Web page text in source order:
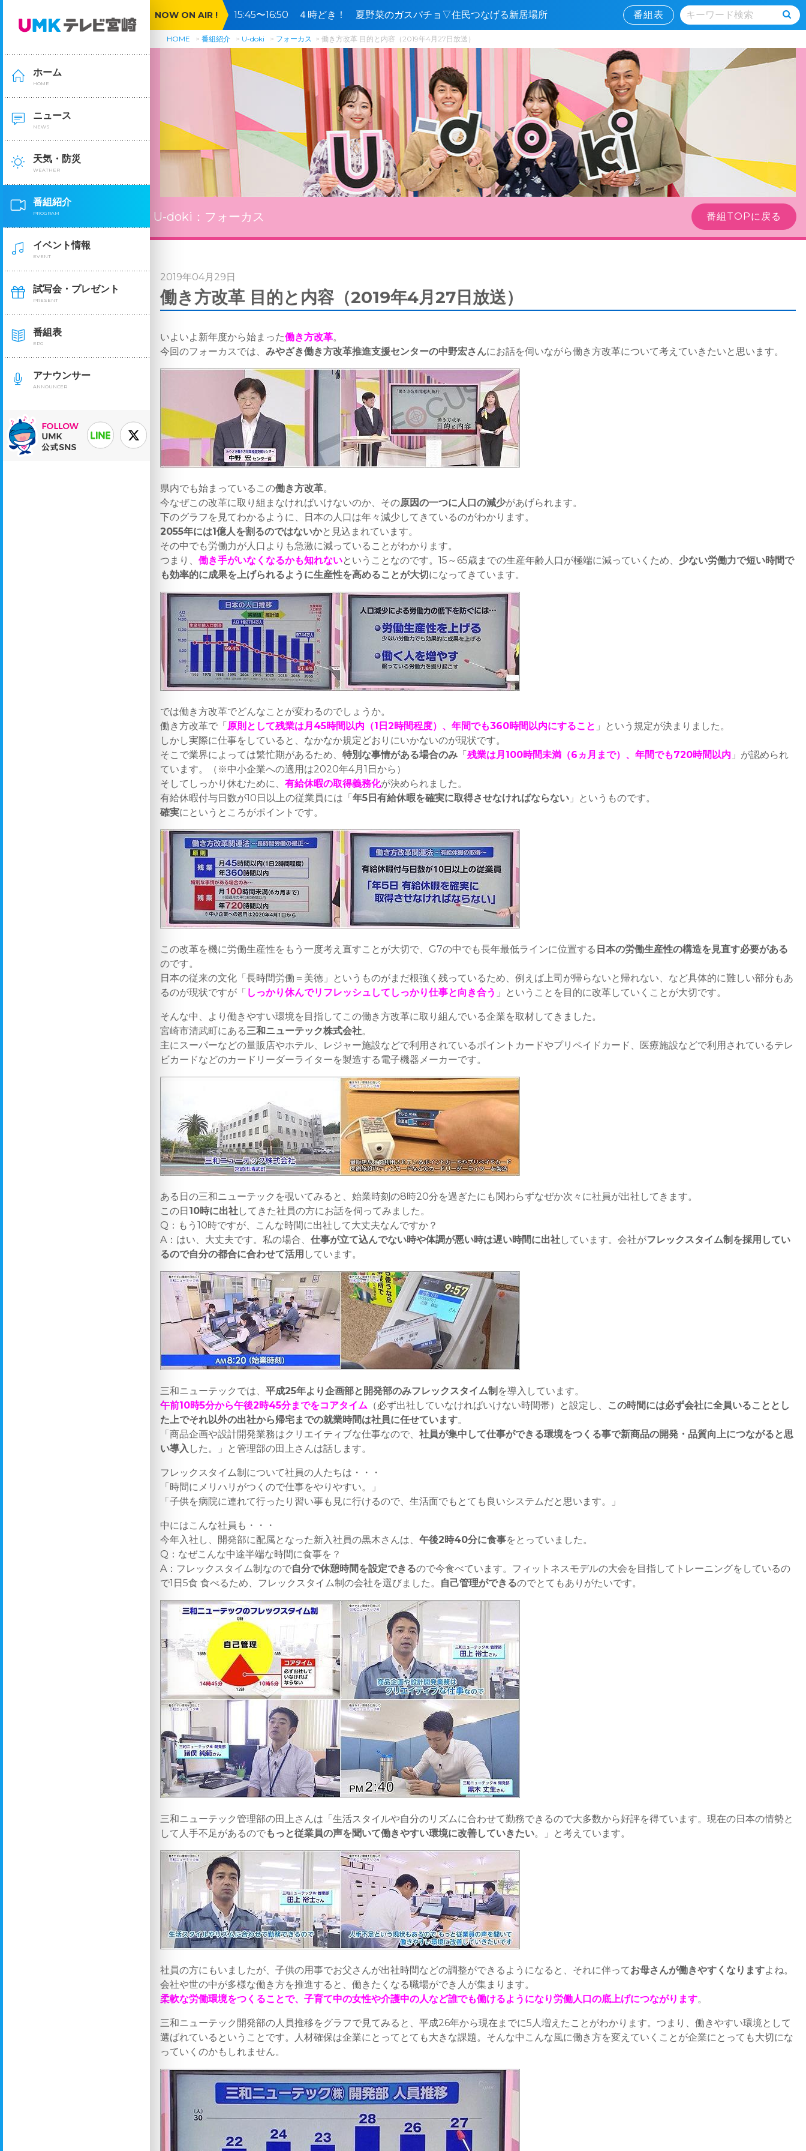
ホーム
HOME
ニュース
NEWS
天気・防災
WEATHER
番組紹介
PROGRAM
イベント情報
EVENT
試写会・プレゼント
PRESENT
番組表
EPG
アナウンサー
ANNOUNCER
NOW ON AIR ! 15:45〜16:50 ４時どき！ 夏野菜のガスパチョ▽住民つなげる新居場所 番組表
HOME 番組紹介 U-doki フォーカス 働き方改革 目的と内容（2019年4月27日放送）
U-doki： フォーカス 番組TOPに戻る
2019年04月29日
働き方改革 目的と内容（2019年4月27日放送）
いよいよ新年度から始まった働き方改革。
今回のフォーカスでは、 みやざき働き方改革推進支援センターの中野宏さんにお話を伺いながら働き方改革について考えていきたいと思います。
県内でも始まっているこの働き方改革。
今なぜこの改革に取り組まなければいけないのか、その原因の一つに人口の減少があげられます。
下のグラフを見てわかるように、日本の人口は年々減少してきているのがわかります。
2055年には1億人を割るのではないかと見込まれています。
その中でも労働力が人口よりも急激に減っていることがわかります。
つまり、 働き手がいなくなるかも知れないということなのです。15～65歳までの生産年齢人口が極端に減っていくため、 少ない労働力で短い時間で
も効率的に成果を上げられるように生産性を高めることが大切になってきています。
では働き方改革でどんなことが変わるのでしょうか。
働き方改革で「原則として残業は月45時間以内（1日2時間程度）、年間でも360時間以内にすること 」という規定が決まりました。
しかし実際に仕事をしていると、なかなか規定どおりにいかないのが現状です。
そこで業界によっては繁忙期があるため、 特別な事情がある場合のみ 「残業は月100時間未満（6ヵ月まで）、年間でも720時間以内 」が認められ
ています。（※中小企業への適用は2020年4月1日から）
そしてしっかり休むために、 有給休暇の取得義務化が決められました。
有給休暇付与日数が10日以上の従業員には「年5日有給休暇を確実に取得させなければならない 」というものです。
確実にというところがポイントです。
この改革を機に労働生産性をもう一度考え直すことが大切で、G7の中でも長年最低ラインに位置する 日本の労働生産性の構造を見直す必要がある
のです。
日本の従来の文化「長時間労働＝美徳」というものがまだ根強く残っているため、例えば上司が帰らないと帰れない、など具体的に難しい部分もあ
るのが現状ですが「 しっかり休んでリフレッシュしてしっかり仕事と向き合う 」ということを目的に改革していくことが大切です。
そんな中、より働きやすい環境を目指してこの働き方改革に取り組んでいる企業を取材してきました。
宮崎市清武町にある三和ニューテック株式会社。
主にスーパーなどの量販店やホテル、レジャー施設などで利用されているポイントカードやプリペイドカード、医療施設などで利用されているテレ
ビカードなどのカードリーダーライターを製造する電子機器メーカーです。
ある日の三和ニューテックを覗いてみると、始業時刻の8時20分を過ぎたにも関わらずなぜか次々に社員が出社してきます。
この日 10時に出社してきた社員の方にお話を伺ってみました。
Q：もう10時ですが、こんな時間に出社して大丈夫なんですか？
A：はい、大丈夫です。私の場合、 仕事が立て込んでない時や体調が悪い時は遅い時間に出社しています。会社がフレックスタイム制を採用してい
るので自分の都合に合わせて活用 しています。
三和ニューテックでは、 平成25年より企画部と開発部のみフレックスタイム制 を導入しています。
午前10時5分から午後2時45分までをコアタイム （必ず出社していなければいけない時間帯）と設定し、
この時間には必ず会社に全員いることとし
た上でそれ以外の出社から帰宅までの就業時間は社員に任せています。
「商品企画や設計開発業務はクリエイティブな仕事なので、 社員が集中して仕事ができる環境をつくる事で新商品の開発・品質向上につながると思
い導入 した。」と管理部の田上さんは話します。
フレックスタイム制について社員の人たちは・・・
「時間にメリハリがつくので仕事をやりやすい。」
「子供を病院に連れて行ったり習い事も見に行けるので、生活面でもとても良いシステムだと思います。」
中にはこんな社員も・・・
今年入社し、開発部に配属となった新入社員の黒木さんは、 午後2時40分に食事をとっていました。
Q：なぜこんな中途半端な時間に食事を？
A：フレックスタイム制なので自分で休憩時間を設定できるので今食べています。フィットネスモデルの大会を目指してトレーニングをしているの
で1日5食 食べるため、フレックスタイム制の会社を選びました。
自己管理ができるのでとてもありがたいです。
三和ニューテック管理部の田上さんは「生活スタイルや自分のリズムに合わせて勤務できるので大多数から好評を得ています。現在の日本の情勢と
して人手不足があるのでもっと従業員の声を聞いて働きやすい環境に改善していきたい。」と考えています。
社員の方にもいましたが、子供の用事でお父さんが出社時間などの調整ができるようになると、それに伴ってお母さんが働きやすくなりますよね。
会社や世の中が多様な働き方を推進すると、働きたくなる職場ができ人が集まります。
柔軟な労働環境をつくることで、子育て中の女性や介護中の人など誰でも働けるようになり労働人口の底上げにつながります。
三和ニューテック開発部の人員推移をグラフで見てみると、平成26年から現在までに5人増えたことがわかります。つまり、働きやすい環境として
選ばれているということです。人材確保は企業にとってとても大きな課題。そんな中こんな風に働き方を変えていくことが企業にとっても大切にな
っていくのかもしれません。